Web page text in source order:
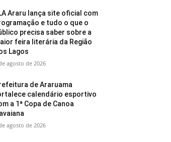
Araru lança site oficial com
e tudo o que o
precisa saber sobre a
feira literária da Região
Lagos
agosto de 2026
de Araruama
calendário esportivo
a 1ª Copa de Canoa
agosto de 2026